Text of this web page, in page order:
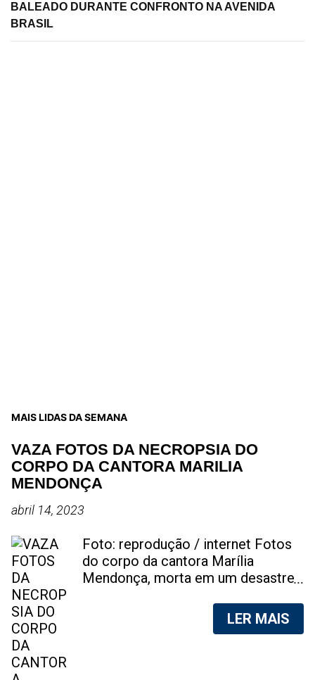
BALEADO DURANTE CONFRONTO NA AVENIDA
BRASIL
MAIS LIDAS DA SEMANA
VAZA FOTOS DA NECROPSIA DO
CORPO DA CANTORA MARILIA
MENDONÇA
abril 14, 2023
Foto: reprodução / internet Fotos
do corpo da cantora Marília
Mendonça, morta em um desastre
foram vazadas na internet. A
divulgação de fotos do corpo de
LER MAIS